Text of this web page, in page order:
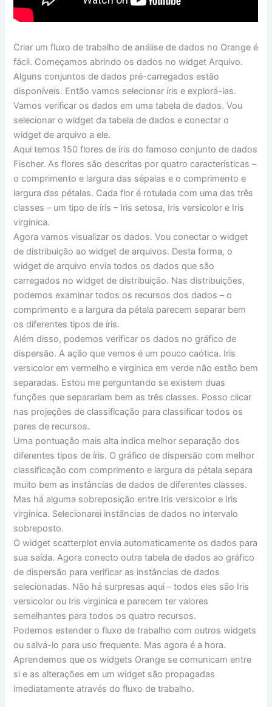
Criar um fluxo de trabalho de análise de dados no Orange é
fácil. Começamos abrindo os dados no widget Arquivo.
Alguns conjuntos de dados pré-carregados estão
disponíveis. Então vamos selecionar íris e explorá-las.
Vamos verificar os dados em uma tabela de dados. Vou
selecionar o widget da tabela de dados e conectar o
widget de arquivo a ele.
Aqui temos 150 flores de íris do famoso conjunto de dados
Fischer. As flores são descritas por quatro características –
o comprimento e largura das sépalas e o comprimento e
largura das pétalas. Cada flor é rotulada com uma das três
classes – um tipo de íris – Iris setosa, Iris versicolor e Iris
virginica.
Agora vamos visualizar os dados. Vou conectar o widget
de distribuição ao widget de arquivos. Desta forma, o
widget de arquivo envia todos os dados que são
carregados no widget de distribuição. Nas distribuições,
podemos examinar todos os recursos dos dados – o
comprimento e a largura da pétala parecem separar bem
os diferentes tipos de íris.
Além disso, podemos verificar os dados no gráfico de
dispersão. A ação que vemos é um pouco caótica. Iris
versicolor em vermelho e virginica em verde não estão bem
separadas. Estou me perguntando se existem duas
funções que separariam bem as três classes. Posso clicar
nas projeções de classificação para classificar todos os
pares de recursos.
Uma pontuação mais alta indica melhor separação dos
diferentes tipos de íris. O gráfico de dispersão com melhor
classificação com comprimento e largura da pétala separa
muito bem as instâncias de dados de diferentes classes.
Mas há alguma sobreposição entre Iris versicolor e Iris
virginica. Selecionarei instâncias de dados no intervalo
sobreposto.
O widget scatterplot envia automaticamente os dados para
sua saída. Agora conecto outra tabela de dados ao gráfico
de dispersão para verificar as instâncias de dados
selecionadas. Não há surpresas aqui – todos eles são Iris
versicolor ou Iris virginica e parecem ter valores
semelhantes para todos os quatro recursos.
Podemos estender o fluxo de trabalho com outros widgets
ou salvá-lo para uso frequente. Mas agora é a hora.
Aprendemos que os widgets Orange se comunicam entre
si e as alterações em um widget são propagadas
imediatamente através do fluxo de trabalho.